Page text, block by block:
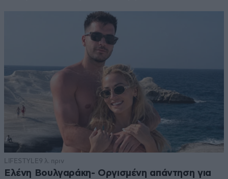
LIFESTYLE9 λ. πριν
Ελένη Βουλγαράκη- Οργισμένη απάντηση για